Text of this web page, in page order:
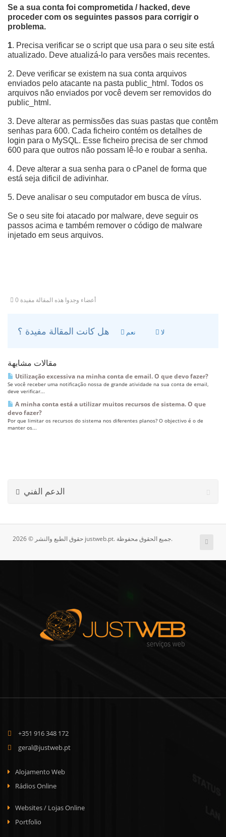
Se a sua conta foi comprometida / hacked, deve
proceder com os seguintes passos para corrigir o
problema.
1. Precisa verificar se o script que usa para o seu site está
atualizado. Deve atualizá-lo para versões mais recentes.
2. Deve verificar se existem na sua conta arquivos
enviados pelo atacante na pasta public_html. Todos os
arquivos não enviados por você devem ser removidos do
public_html.
3. Deve alterar as permissões das suas pastas que contêm
senhas para 600. Cada ficheiro contém os detalhes de
login para o MySQL. Esse ficheiro precisa de ser chmod
600 para que outros não possam lê-lo e roubar a senha.
4. Deve alterar a sua senha para o cPanel de forma que
está seja dificil de adivinhar.
5. Deve analisar o seu computador em busca de vírus.
Se o seu site foi atacado por malware, deve seguir os
passos acima e também remover o código de malware
injetado em seus arquivos.
0 أعضاء وجدوا هذه المقالة مفيدة
نعم لا
مقالات مشابهة
Utilização excessiva na minha conta de email. O que devo fazer?
Se você receber uma notificação nossa de grande atividade na sua conta de email,
deve verificar...
A minha conta está a utilizar muitos recursos de sistema. O que
devo fazer?
Por que limitar os recursos do sistema nos diferentes planos? O objectivo é o de
manter os...
الدعم الفني
حقوق الطبع والنشر © 2026 justweb.pt. جميع الحقوق محفوظة.
+351 916 348 172
geral@justweb.pt
Alojamento Web
Rádios Online
Websites / Lojas Online
Portfolio